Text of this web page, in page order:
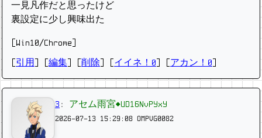
一見凡作だと思ったけど
裏設定に少し興味出た
[Win10/Chrome]
引用 編集 削除 イイネ！0 アカン！0
3 : アセム雨宮◆UD16NvPYxY
2026-07-13 15:29:08 OMPVG0082